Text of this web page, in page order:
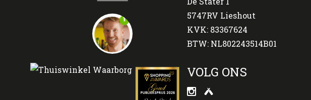
5747RV Lieshout
KVK: 83367624
BTW: NL802243514B01
VOLG ONS